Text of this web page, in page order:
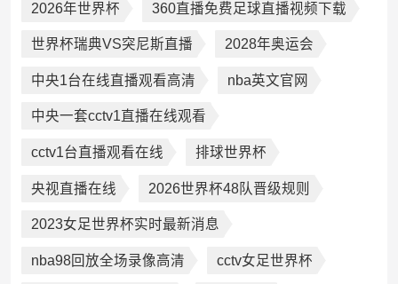
2026年世界杯 360直播免费足球直播视频下载
世界杯瑞典VS突尼斯直播 2028年奥运会
中央1台在线直播观看高清 nba英文官网
中央一套cctv1直播在线观看
cctv1台直播观看在线 排球世界杯
央视直播在线 2026世界杯48队晋级规则
2023女足世界杯实时最新消息
nba98回放全场录像高清 cctv女足世界杯